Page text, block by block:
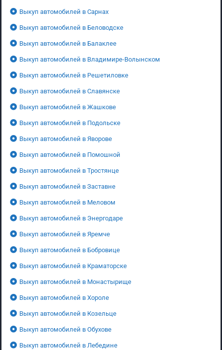
Выкуп автомобилей в Сарнах
Выкуп автомобилей в Беловодске
Выкуп автомобилей в Балаклее
Выкуп автомобилей в Владимире-Волынском
Выкуп автомобилей в Решетиловке
Выкуп автомобилей в Славянске
Выкуп автомобилей в Жашкове
Выкуп автомобилей в Подольске
Выкуп автомобилей в Яворове
Выкуп автомобилей в Помошной
Выкуп автомобилей в Тростянце
Выкуп автомобилей в Заставне
Выкуп автомобилей в Меловом
Выкуп автомобилей в Энергодаре
Выкуп автомобилей в Яремче
Выкуп автомобилей в Бобровице
Выкуп автомобилей в Краматорске
Выкуп автомобилей в Монастырище
Выкуп автомобилей в Хороле
Выкуп автомобилей в Козельце
Выкуп автомобилей в Обухове
Выкуп автомобилей в Лебедине